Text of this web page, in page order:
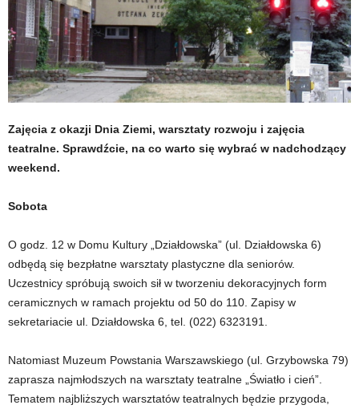
Zajęcia z okazji Dnia Ziemi, warsztaty rozwoju i zajęcia
teatralne. Sprawdźcie, na co warto się wybrać w nadchodzący
weekend.
Sobota
O godz. 12 w Domu Kultury „Działdowska” (ul. Działdowska 6)
odbędą się bezpłatne warsztaty plastyczne dla seniorów.
Uczestnicy spróbują swoich sił w tworzeniu dekoracyjnych form
ceramicznych w ramach projektu od 50 do 110. Zapisy w
sekretariacie ul. Działdowska 6, tel. (022) 6323191.
Natomiast Muzeum Powstania Warszawskiego (ul. Grzybowska 79)
zaprasza najmłodszych na warsztaty teatralne „Światło i cień”.
Tematem najbliższych warsztatów teatralnych będzie przygoda,